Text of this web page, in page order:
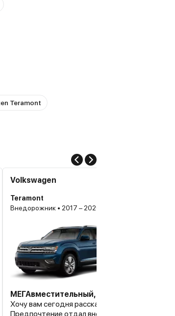
Teramont
Volkswagen
Teramont
Внедорожник • 2017 – 2020, I
МЕГАвместительный, но очень
Хочу вам сегодня рассказать о своей новой
Предпочтение отдал внедорожнику